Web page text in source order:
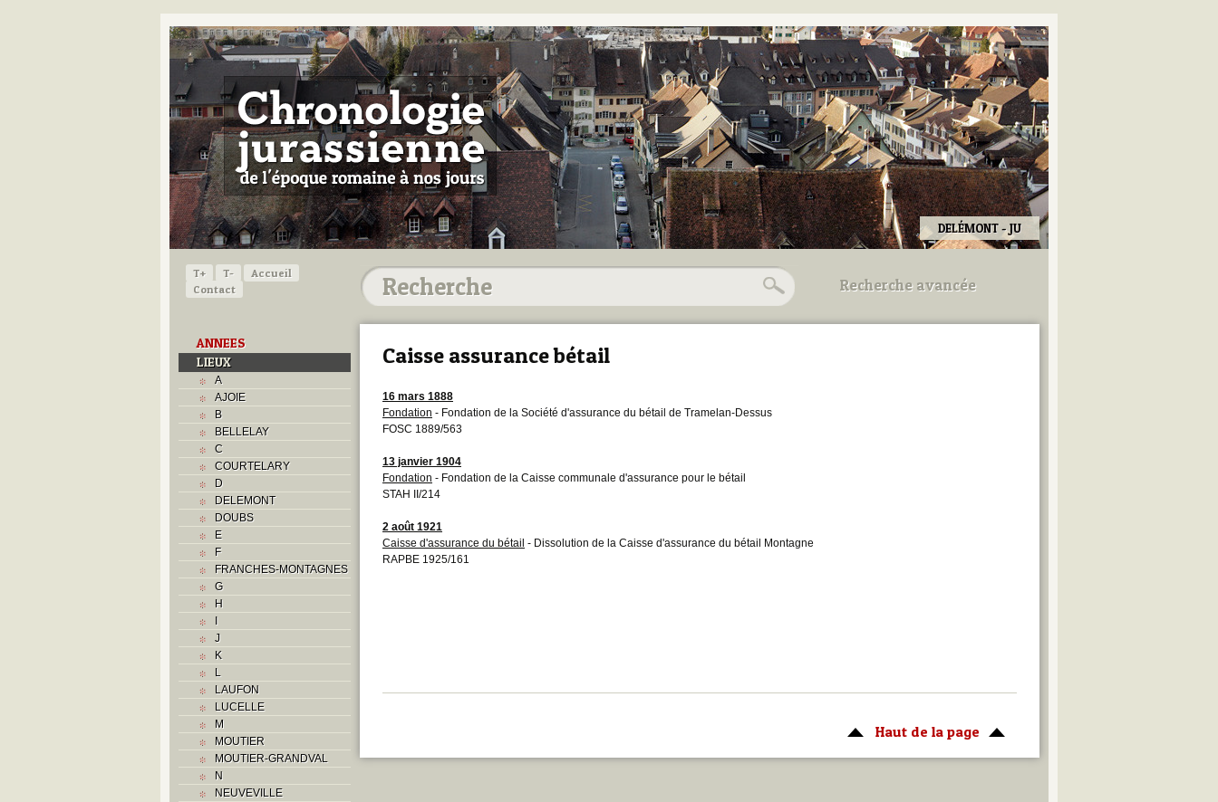
DELÉMONT - JU
T+ T-
Accueil
Contact
ANNEES
LIEUX
A
AJOIE
B
BELLELAY
C
COURTELARY
D
DELEMONT
DOUBS
E
F
FRANCHES-MONTAGNES
G
H
I
J
K
L
LAUFON
LUCELLE
M
MOUTIER
MOUTIER-GRANDVAL
N
NEUVEVILLE
Recherche avancée
Utilisez les champs ci-dessous
Caisse assurance bétail
16 mars 1888
Fondation - Fondation de la Société d'assurance du bétail de Tramelan-Dessus
FOSC 1889/563
13 janvier 1904
Fondation - Fondation de la Caisse communale d'assurance pour le bétail
STAH II/214
2 août 1921
Caisse d'assurance du bétail - Dissolution de la Caisse d'assurance du bétail Montagne
RAPBE 1925/161
Haut de la page